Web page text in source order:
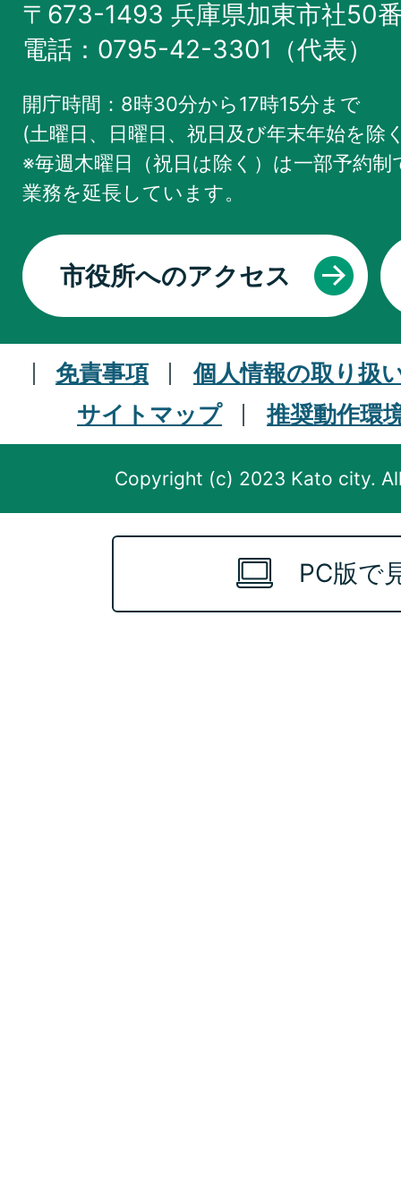
〒673-1493 兵庫県加東市社50
電話：0795-42-3301（代表）
開庁時間：8時30分から17時15分まで
(土曜日、日曜日、祝日及び年末年始を除
※毎週木曜日（祝日は除く）は一部予約
業務を延長しています。
市役所へのアクセス
免責事項
個人情報の取り扱
サイトマップ
推奨動作環
Copyright (c) 2023 Kato city.
PC版で